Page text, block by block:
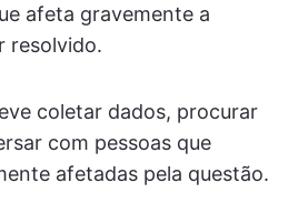
afeta gravemente a
resolvido.
coletar dados, procurar
com pessoas que
afetadas pela questão.